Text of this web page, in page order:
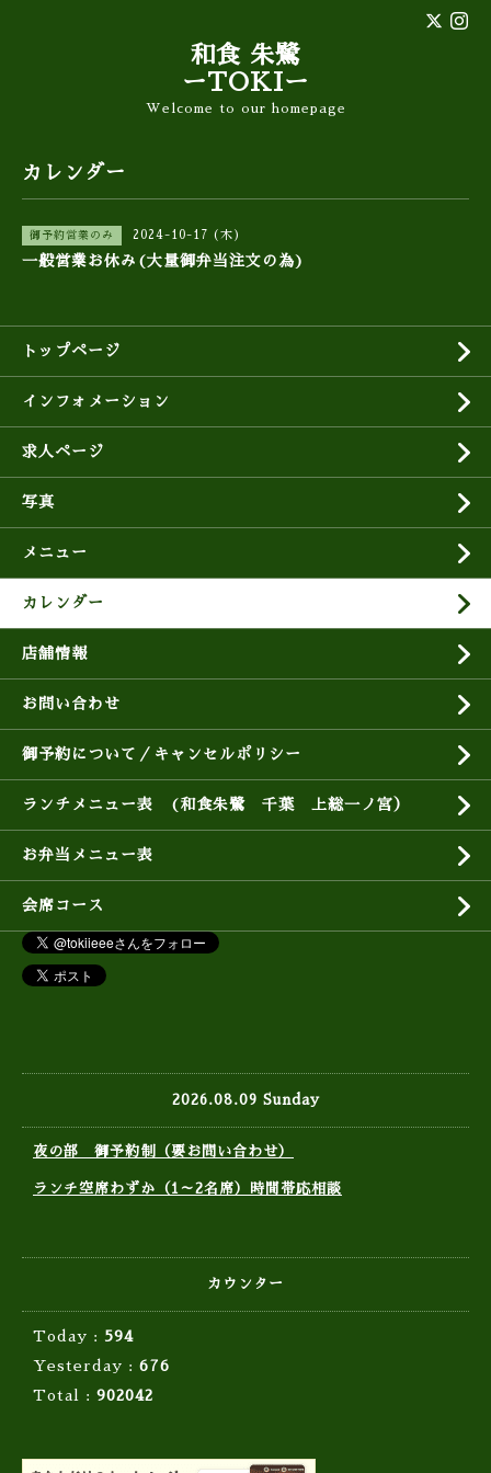
和食 朱鷺
ーTOKIー
Welcome to our homepage
カレンダー
御予約営業のみ 2024-10-17 (木)
一般営業お休み(大量御弁当注文の為)
トップページ
インフォメーション
求人ページ
写真
メニュー
カレンダー
店舗情報
お問い合わせ
御予約について／キャンセルポリシー
ランチメニュー表 (和食朱鷺 千葉 上総一ノ宮）
お弁当メニュー表
会席コース
2026.08.09 Sunday
夜の部 御予約制（要お問い合わせ）
ランチ空席わずか（1～2名席）時間帯応相談
カウンター
Today : 594
Yesterday : 676
Total : 902042